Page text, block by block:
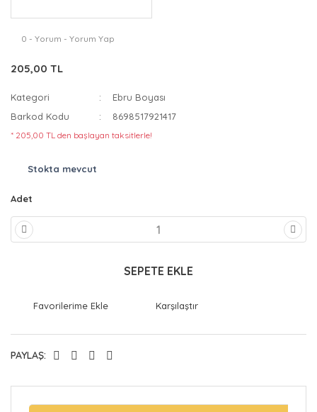
0 - Yorum - Yorum Yap
205,00 TL
Kategori
Ebru Boyası
Barkod Kodu
8698517921417
* 205,00 TL den başlayan taksitlerle!
Stokta mevcut
Adet
SEPETE EKLE
Karşılaştır
PAYLAŞ: